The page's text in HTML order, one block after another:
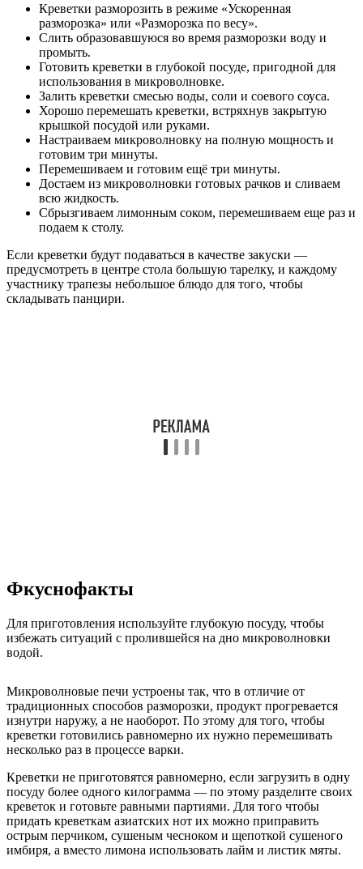
Креветки разморозить в режиме «Ускоренная
разморозка» или «Разморозка по весу».
Слить образовавшуюся во время разморозки воду и
промыть.
Готовить креветки в глубокой посуде, пригодной для
использования в микроволновке.
Залить креветки смесью воды, соли и соевого соуса.
Хорошо перемешать креветки, встряхнув закрытую
крышкой посудой или руками.
Настраиваем микроволновку на полную мощность и
готовим три минуты.
Перемешиваем и готовим ещё три минуты.
Достаем из микроволновки готовых рачков и сливаем
всю жидкость.
Сбрызгиваем лимонным соком, перемешиваем еще раз и
подаем к столу.
Если креветки будут подаваться в качестве закуски —
предусмотреть в центре стола большую тарелку, и каждому
участнику трапезы небольшое блюдо для того, чтобы
складывать панцири.
Фкуснофакты
Для приготовления используйте глубокую посуду, чтобы
избежать ситуаций с пролившейся на дно микроволновки
водой.
Микроволновые печи устроены так, что в отличие от
традиционных способов разморозки, продукт прогревается
изнутри наружу, а не наоборот. По этому для того, чтобы
креветки готовились равномерно их нужно перемешивать
несколько раз в процессе варки.
Креветки не приготовятся равномерно, если загрузить в одну
посуду более одного килограмма — по этому разделите своих
креветок и готовьте равными партиями. Для того чтобы
придать креветкам азиатских нот их можно приправить
острым перчиком, сушеным чесноком и щепоткой сушеного
имбиря, а вместо лимона использовать лайм и листик мяты.